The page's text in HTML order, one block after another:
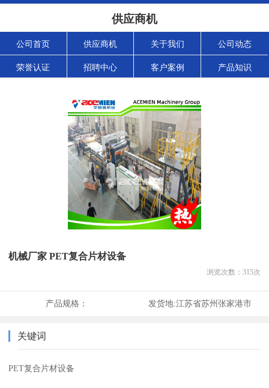
供应商机
公司首页 供应商机 关于我们 公司动态
荣誉认证 招聘中心 客户案例 产品知识
机械厂家 PET复合片材设备
浏览次数： 315次
产品规格： 发货地:江苏省苏州张家港市
关键词
PET复合片材设备